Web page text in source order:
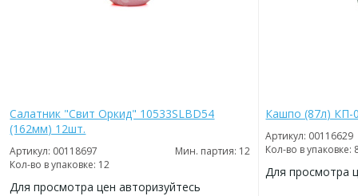
Салатник "Свит Оркид" 10533SLBD54
(162мм) 12шт.
Артикул: 00118697
Мин. партия: 12
Кол-во в упаковке: 12
Для просмотра цен авторизуйтесь
Кашпо (87л) КП-
Артикул: 00116629
Кол-во в упаковке:
Для просмотра